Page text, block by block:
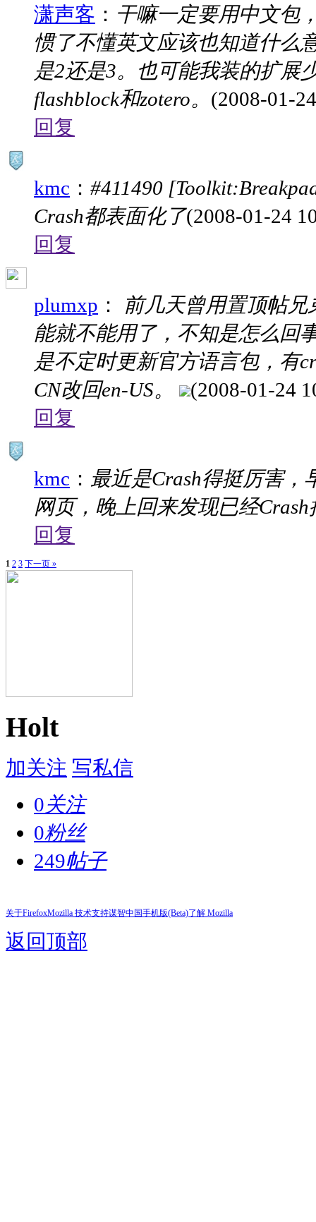
潇声客 ： 干嘛一定要用中文包
惯了不懂英文应该也知道什么
是2还是3。也可能我装的扩展
flashblock和zotero。 (2008-01-
回复
kmc ： #411490
Crash都表面化了(2008-01-24
回复
plumxp ：
前几天曾用置顶帖
能就不能用了，不知是怎么回
是不定时更新官方语言包，有
CN改回en-US。
(2008-01-24
回复
kmc ： 最近是Crash得挺厉害
网页，晚上回来发现已经
回复
1 2 3 下一页 »
Holt
加关注 写私信
0关注
0粉丝
249帖子
关于FirefoxMozilla 技术支持谋智中国手机版(Beta)了解 Mozilla
返回顶部